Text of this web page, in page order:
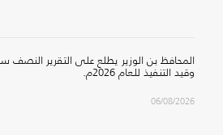
المحافظ بن الوزير يطلع على التقرير النصف
وقيد التنفيذ للعام 2026م.
06/08/2026